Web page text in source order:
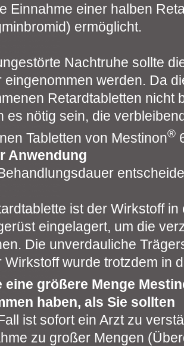
Einnahme einer halben
ermöglicht.
Nachtruhe sollte
eingenommen werden. Da
Retardtabletten nicht
es nötig sein, die
Tabletten von Mestinon®
Anwendung
ist der Wirkstoff
eingelagert, um die
Die unverdauliche
Wirkstoff wurde trotzdem in
eine größere Menge
haben, als Sie sollten
ist sofort ein Arzt zu
zu großer Mengen